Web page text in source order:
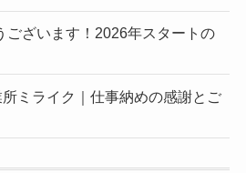
ございます！2026年スタートの
ミライク｜仕事納めの感謝とご